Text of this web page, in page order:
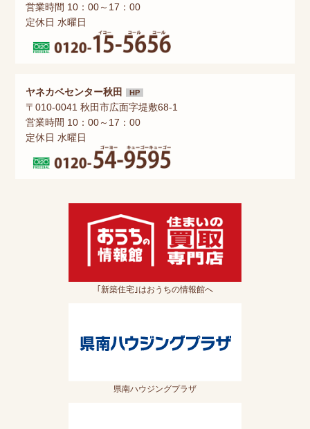
営業時間 10：00～17：00
定休日 水曜日
ヤネカベセンター秋田 HP
〒010-0041 秋田市広面字堤敷68-1
営業時間 10：00～17：00
定休日 水曜日
｢新築住宅｣はおうちの情報館へ
県南ハウジングプラザ